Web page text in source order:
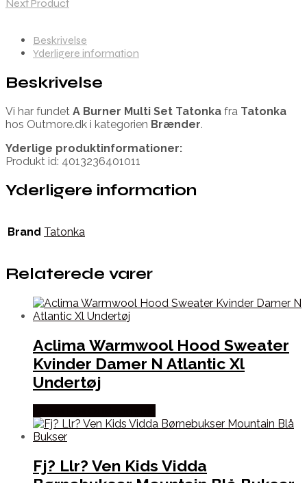
Next Product
Beskrivelse
Yderligere information
Beskrivelse
Vi har fundet A Burner Multi Set Tatonka fra Tatonka
hos Outmore.dk i kategorien Brænder.
Yderlige produktinformationer:
Produkt id: 4013236401011
Yderligere information
Brand Tatonka
Relaterede varer
Aclima Warmwool Hood Sweater
Kvinder Damer N Atlantic Xl
Undertøj
Fj? Llr? Ven Kids Vidda